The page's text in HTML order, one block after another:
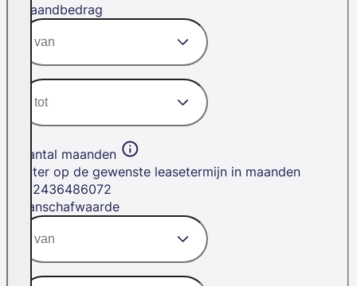
Maandbedrag
Aantal maanden
Filter op de gewenste leasetermijn in maanden
2436486072
Aanschafwaarde